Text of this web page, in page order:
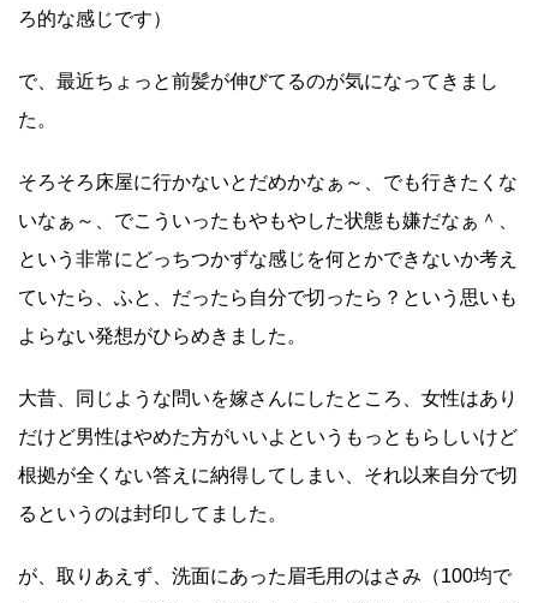
ろ的な感じです）
で、最近ちょっと前髪が伸びてるのが気になってきまし
た。
そろそろ床屋に行かないとだめかなぁ～、でも行きたくな
いなぁ～、でこういったもやもやした状態も嫌だなぁ＾、
という非常にどっちつかずな感じを何とかできないか考え
ていたら、ふと、だったら自分で切ったら？という思いも
よらない発想がひらめきました。
大昔、同じような問いを嫁さんにしたところ、女性はあり
だけど男性はやめた方がいいよというもっともらしいけど
根拠が全くない答えに納得してしまい、それ以来自分で切
るというのは封印してました。
が、取りあえず、洗面にあった眉毛用のはさみ（100均で